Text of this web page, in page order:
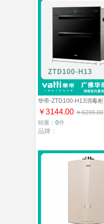
华帝-ZTD100-H13消毒柜
￥3144.00 ￥6299.00
销量： 0件
品牌：